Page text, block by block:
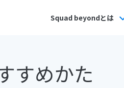
Squad beyondとは
すめかた